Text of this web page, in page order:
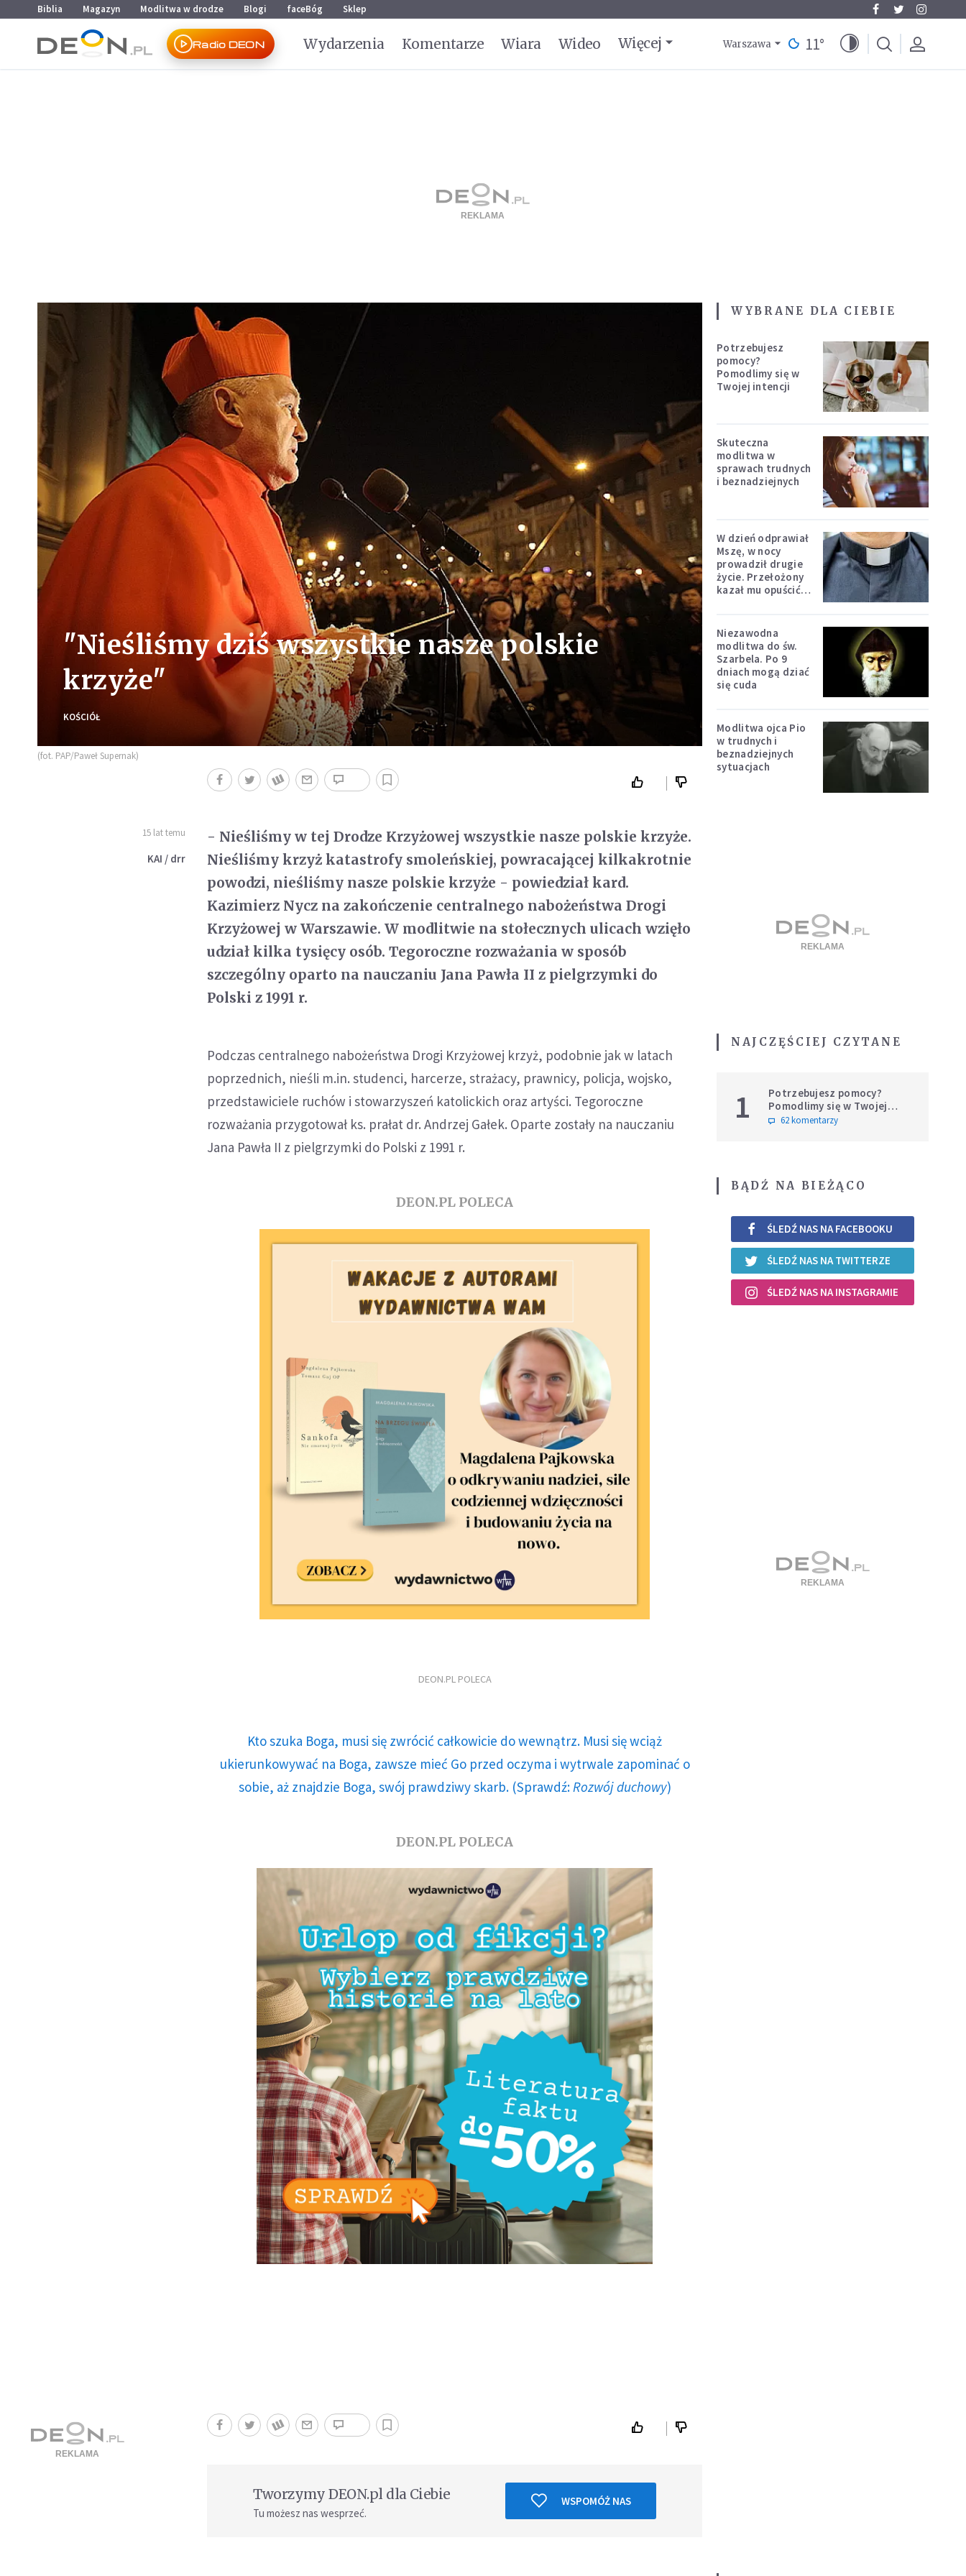
Przejdź do menu głównego
Przejdź do treści
Biblia Magazyn Modlitwa w drodze Blogi faceBóg Sklep
Radio DEON Wydarzenia Komentarze Wiara Wideo Więcej Warszawa 11°
"Nieśliśmy dziś wszystkie nasze polskie
krzyże"
KOŚCIÓŁ
(fot. PAP/Paweł Supernak)
15 lat temu
KAI / drr
- Nieśliśmy w tej Drodze Krzyżowej wszystkie nasze polskie krzyże.
Nieśliśmy krzyż katastrofy smoleńskiej, powracającej kilkakrotnie
powodzi, nieśliśmy nasze polskie krzyże - powiedział kard.
Kazimierz Nycz na zakończenie centralnego nabożeństwa Drogi
Krzyżowej w Warszawie. W modlitwie na stołecznych ulicach wzięło
udział kilka tysięcy osób. Tegoroczne rozważania w sposób
szczególny oparto na nauczaniu Jana Pawła II z pielgrzymki do
Polski z 1991 r.
Podczas centralnego nabożeństwa Drogi Krzyżowej krzyż, podobnie jak w latach
poprzednich, nieśli m.in. studenci, harcerze, strażacy, prawnicy, policja, wojsko,
przedstawiciele ruchów i stowarzyszeń katolickich oraz artyści. Tegoroczne
rozważania przygotował ks. prałat dr. Andrzej Gałek. Oparte zostały na nauczaniu
Jana Pawła II z pielgrzymki do Polski z 1991 r.
DEON.PL POLECA
DEON.PL POLECA
Kto szuka Boga, musi się zwrócić całkowicie do wewnątrz. Musi się wciąż
ukierunkowywać na Boga, zawsze mieć Go przed oczyma i wytrwale zapominać o
sobie, aż znajdzie Boga, swój prawdziwy skarb. (Sprawdź: Rozwój duchowy)
DEON.PL POLECA
Tworzymy DEON.pl dla Ciebie
Tu możesz nas wesprzeć.
WSPOMÓŻ NAS
WYBRANE DLA CIEBIE
Potrzebujesz
pomocy?
Pomodlimy się w
Twojej intencji
Skuteczna
modlitwa w
sprawach trudnych
i beznadziejnych
W dzień odprawiał
Mszę, w nocy
prowadził drugie
życie. Przełożony
kazał mu opuścić
Niezawodna
modlitwa do św.
Szarbela. Po 9
dniach mogą dziać
się cuda
Modlitwa ojca Pio
w trudnych i
beznadziejnych
sytuacjach
NAJCZĘŚCIEJ CZYTANE
1
Potrzebujesz pomocy?
Pomodlimy się w Twojej
intencji
62 komentarzy
BĄDŹ NA BIEŻĄCO
ŚLEDŹ NAS NA FACEBOOKU
ŚLEDŹ NAS NA TWITTERZE
ŚLEDŹ NAS NA INSTAGRAMIE